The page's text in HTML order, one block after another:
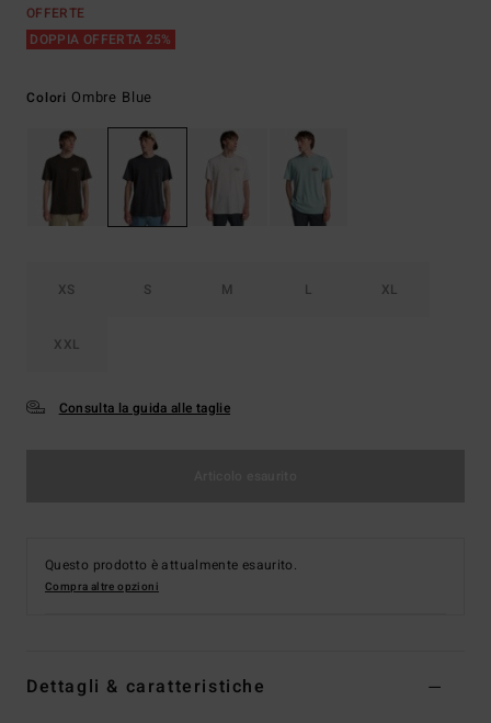
OFFERTE
DOPPIA OFFERTA 25%
Colori Ombre Blue
XS S M L XL
XXL
Consulta la guida alle taglie
Questo prodotto è attualmente esaurito.
Compra altre opzioni
Dettagli & caratteristiche